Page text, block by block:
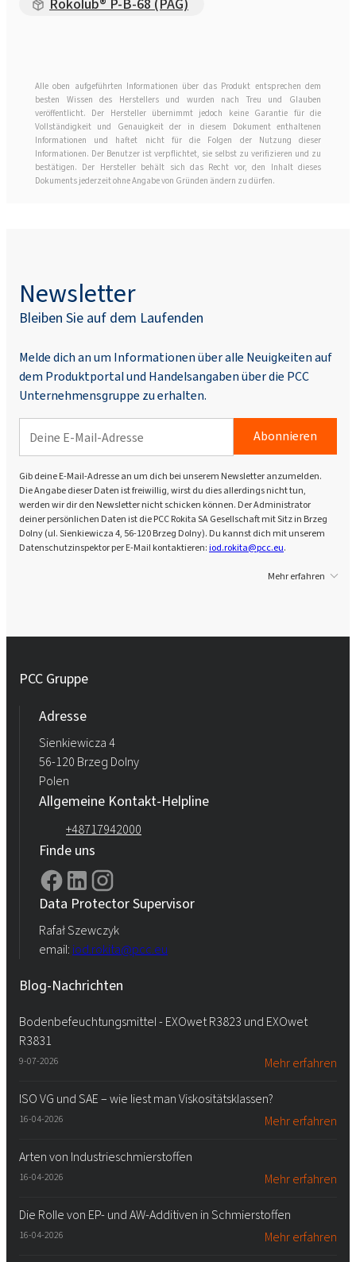
Rokolub® P-B-68 (PAG)
Alle oben aufgeführten Informationen über das Produkt entsprechen dem
besten Wissen des Herstellers und wurden nach Treu und Glauben
veröffentlicht. Der Hersteller übernimmt jedoch keine Garantie für die
Vollständigkeit und Genauigkeit der in diesem Dokument enthaltenen
Informationen und haftet nicht für die Folgen der Nutzung dieser
Informationen. Der Benutzer ist verpflichtet, sie selbst zu verifizieren und zu
bestätigen. Der Hersteller behält sich das Recht vor, den Inhalt dieses
Dokuments jederzeit ohne Angabe von Gründen ändern zu dürfen.
Newsletter
Bleiben Sie auf dem Laufenden
Melde dich an um Informationen über alle Neuigkeiten auf
dem Produktportal und Handelsangaben über die PCC
Unternehmensgruppe zu erhalten.
Abonnieren
Gib deine E-Mail-Adresse an um dich bei unserem Newsletter anzumelden.
Die Angabe dieser Daten ist freiwillig, wirst du dies allerdings nicht tun,
werden wir dir den Newsletter nicht schicken können. Der Administrator
deiner persönlichen Daten ist die PCC Rokita SA Gesellschaft mit Sitz in Brzeg
Dolny (ul. Sienkiewicza 4, 56-120 Brzeg Dolny). Du kannst dich mit unserem
Datenschutzinspektor per E-Mail kontaktieren:iod.rokita@pcc.eu.
Mehr erfahren
PCC Gruppe
Adresse
Sienkiewicza 4
56-120 Brzeg Dolny
Polen
Allgemeine Kontakt-Helpline
+48717942000
Finde uns
Data Protector Supervisor
Rafał Szewczyk
email: iod.rokita@pcc.eu
Blog-Nachrichten
Bodenbefeuchtungsmittel - EXOwet R3823 und EXOwet
R3831
9-07-2026 Mehr erfahren
ISO VG und SAE – wie liest man Viskositätsklassen?
16-04-2026 Mehr erfahren
Arten von Industrieschmierstoffen
16-04-2026 Mehr erfahren
Die Rolle von EP- und AW-Additiven in Schmierstoffen
16-04-2026 Mehr erfahren